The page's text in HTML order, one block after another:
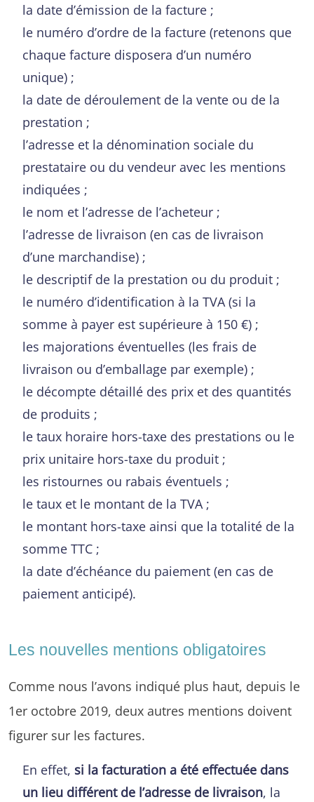
la date d’émission de la facture ;
le numéro d’ordre de la facture (retenons que
chaque facture disposera d’un numéro
unique) ;
la date de déroulement de la vente ou de la
prestation ;
l’adresse et la dénomination sociale du
prestataire ou du vendeur avec les mentions
indiquées ;
le nom et l’adresse de l’acheteur ;
l’adresse de livraison (en cas de livraison
d’une marchandise) ;
le descriptif de la prestation ou du produit ;
le numéro d’identification à la TVA (si la
somme à payer est supérieure à 150 €) ;
les majorations éventuelles (les frais de
livraison ou d’emballage par exemple) ;
le décompte détaillé des prix et des quantités
de produits ;
le taux horaire hors-taxe des prestations ou le
prix unitaire hors-taxe du produit ;
les ristournes ou rabais éventuels ;
le taux et le montant de la TVA ;
le montant hors-taxe ainsi que la totalité de la
somme TTC ;
la date d’échéance du paiement (en cas de
paiement anticipé).
Les nouvelles mentions obligatoires
Comme nous l’avons indiqué plus haut, depuis le
1er octobre 2019, deux autres mentions doivent
figurer sur les factures.
En effet, si la facturation a été effectuée dans
un lieu différent de l’adresse de livraison, la